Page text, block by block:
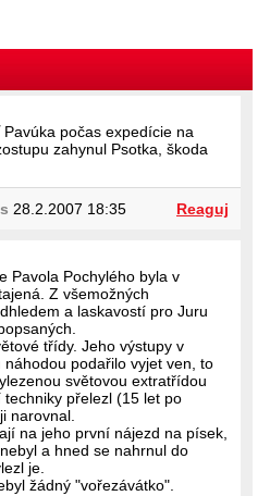
počas expedície na
zahynul Psotka, škoda
28.2.2007 18:35 Reaguj
Pavola Pochylého byla v
Z všemožných
a laskavostí pro Juru
třídy. Jeho výstupy v
podařilo vyjet ven, to
světovou extratřídou
přelezl (15 let po
narovnal.
na jeho první nájezd na písek,
a hned se nahrnul do
je.
žádný "vořezávátko".